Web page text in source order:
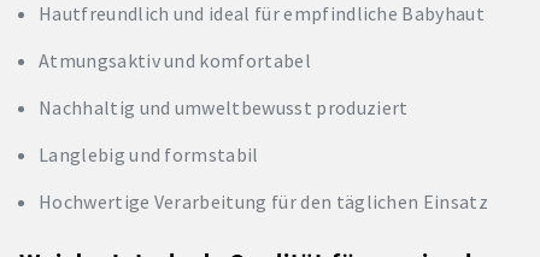
Hautfreundlich und ideal für empfindliche Babyhaut
Atmungsaktiv und komfortabel
Nachhaltig und umweltbewusst produziert
Langlebig und formstabil
Hochwertige Verarbeitung für den täglichen Einsatz